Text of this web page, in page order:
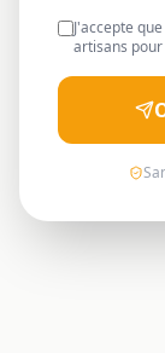
J'accepte
artisans